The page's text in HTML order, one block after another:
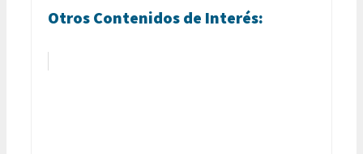
Otros Contenidos de Interés: